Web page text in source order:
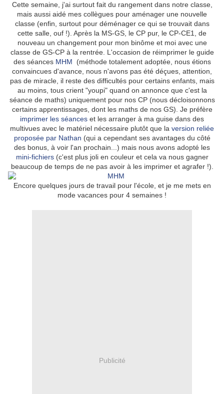
Cette semaine, j'ai surtout fait du rangement dans notre classe,
mais aussi aidé mes collègues pour aménager une nouvelle
classe (enfin, surtout pour déménager ce qui se trouvait dans
cette salle, ouf !). Après la MS-GS, le CP pur, le CP-CE1, de
nouveau un changement pour mon binôme et moi avec une
classe de GS-CP à la rentrée. L'occasion de réimprimer le guide
des séances MHM (méthode totalement adoptée, nous étions
convaincues d'avance, nous n'avons pas été déçues, attention,
pas de miracle, il reste des difficultés pour certains enfants, mais
au moins, tous crient "youpi" quand on annonce que c'est la
séance de maths) uniquement pour nos CP (nous décloisonnons
certains apprentissages, dont les maths de nos GS). Je préfère
imprimer les séances et les arranger à ma guise dans des
multivues avec le matériel nécessaire plutôt que la version reliée
proposée par Nathan (qui a cependant ses avantages du côté
des bonus, à voir l'an prochain...) mais nous avons adopté les
mini-fichiers(c'est plus joli en couleur et cela va nous gagner
beaucoup de temps de ne pas avoir à les imprimer et agrafer !).
Encore quelques jours de travail pour l'école, et je me mets en
mode vacances pour 4 semaines !
Publicité